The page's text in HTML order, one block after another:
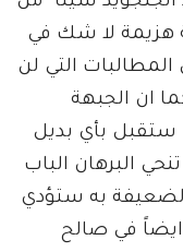
هزيمة لا شك في
التي لن
ان الجبهة
ستقبل بأي بديل
البرهان الباب
به ستؤدي
في صالح